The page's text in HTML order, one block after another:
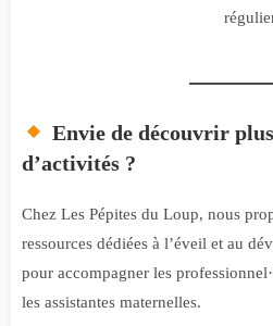
Envie de découvrir
d’activités ?
Chez Les Pépites du Loup, nous
ressources dédiées à l’éveil et au
pour accompagner les
les assistantes maternelles.